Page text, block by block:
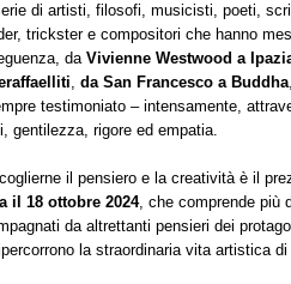
di artisti, filosofi, musicisti, poeti,
trickster e compositori che hanno
da Vivienne Westwood a
, da San Francesco a Buddha
testimoniato – intensamente,
gentilezza, rigore ed empatia.
il pensiero e la creatività è il
il 18 ottobre 2024, che comprende più
da altrettanti pensieri dei
la straordinaria vita artistica